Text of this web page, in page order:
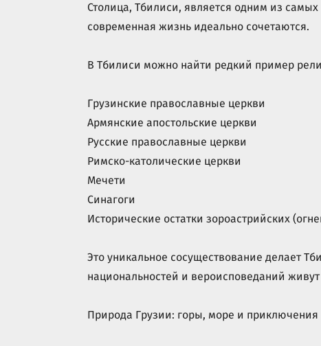
Столица, Тбилиси, является одним из самых
современная жизнь идеально сочетаются.
В Тбилиси можно найти редкий пример
Грузинские православные церкви
Армянские апостольские церкви
Русские православные церкви
Римско-католические церкви
Мечети
Синагоги
Исторические остатки зороастрийских
Это уникальное сосуществование делает
национальностей и вероисповеданий
Природа Грузии: горы, море и приключения